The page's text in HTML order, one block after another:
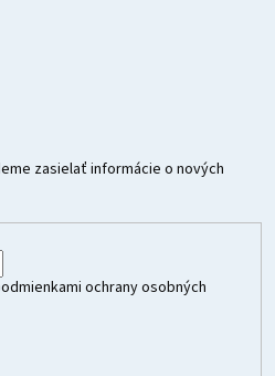
zasielať informácie o nových
ochrany osobných